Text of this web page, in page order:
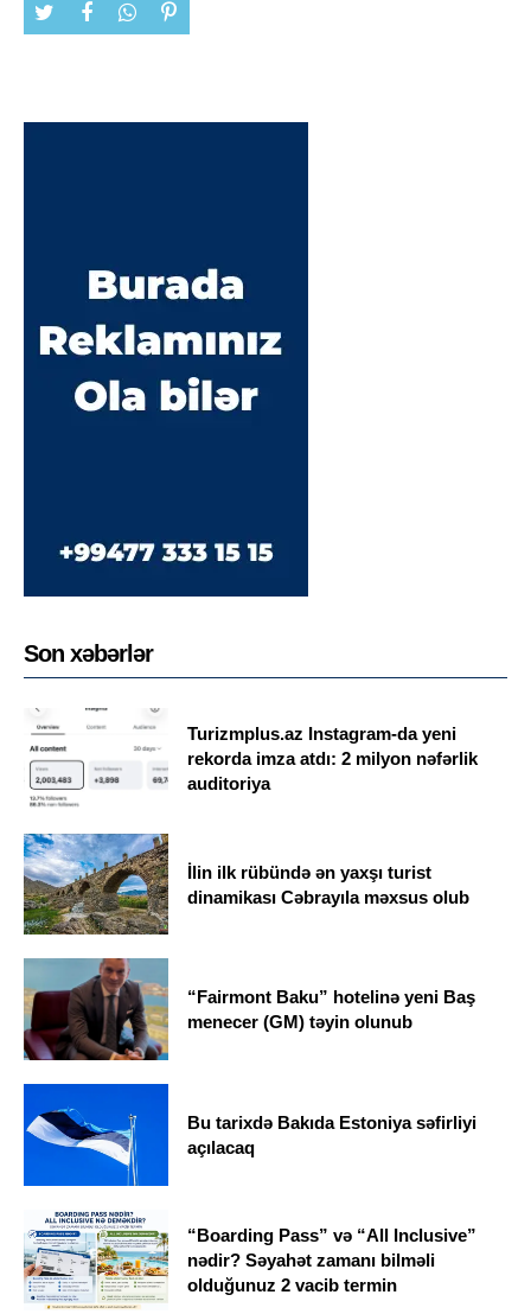
Son xəbərlər
Turizmplus.az Instagram-da yeni
rekorda imza atdı: 2 milyon nəfərlik
auditoriya
İlin ilk rübündə ən yaxşı turist
dinamikası Cəbrayıla məxsus olub
“Fairmont Baku” hotelinə yeni Baş
menecer (GM) təyin olunub
Bu tarixdə Bakıda Estoniya səfirliyi
açılacaq
“Boarding Pass” və “All Inclusive”
nədir? Səyahət zamanı bilməli
olduğunuz 2 vacib termin